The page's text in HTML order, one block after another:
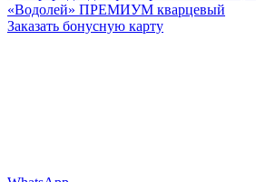
Заказать бонусную карту